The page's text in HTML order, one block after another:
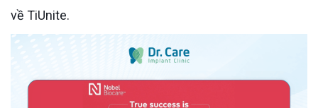
về TiUnite.